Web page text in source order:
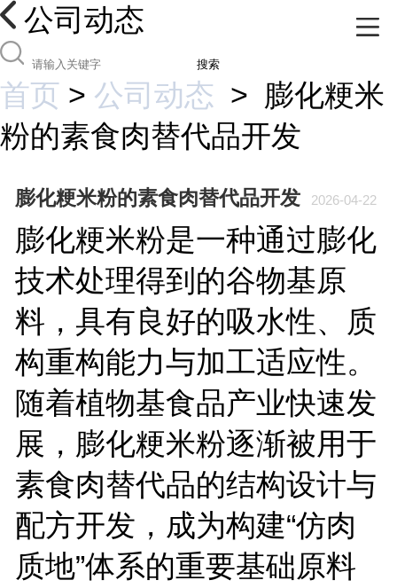
公司动态
搜索
首页 > 公司动态 > 膨化粳米
粉的素食肉替代品开发
膨化粳米粉的素食肉替代品开发 2026-04-22
膨化粳米粉是一种通过膨化
技术处理得到的谷物基原
料，具有良好的吸水性、质
构重构能力与加工适应性。
随着植物基食品产业快速发
展，膨化粳米粉逐渐被用于
素食肉替代品的结构设计与
配方开发，成为构建“仿肉
质地”体系的重要基础原料